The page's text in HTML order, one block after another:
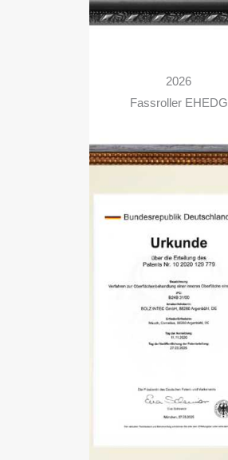
2026
Fassroller EHEDG